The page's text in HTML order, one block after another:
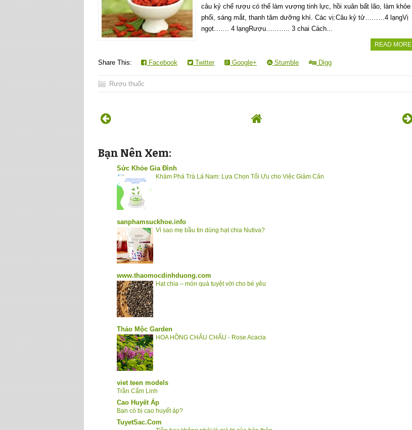
câu kỷ chế rượu có thể làm vượng tinh lực, hồi xuân bất lão, làm khỏe
phổi, sáng mắt, thanh tâm dưỡng khí. Các vị:Câu kỷ tử………4 lạngVị
ngọt……. 4 lạngRượu……….. 3 chai Cách...
READ MORE
Share This: Facebook Twitter Google+ Stumble Digg
Rượu thuốc
Bạn Nên Xem:
Sức Khỏe Gia Đình
Khám Phá Trà Lá Nam: Lựa Chọn Tối Ưu cho Việc Giảm Cân
sanphamsuckhoe.info
Vì sao mẹ bầu tin dùng hạt chia Nutiva?
www.thaomocdinhduong.com
Hạt chia – món quà tuyệt vời cho bé yêu
Thảo Mộc Garden
HOA HỒNG CHÂU CHẤU - Rose Acacia
viet teen models
Trần Cẩm Linh
Cao Huyết Áp
Bạn có bị cao huyết áp?
TuyetSac.Com